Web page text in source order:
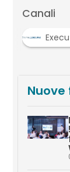
Canali
Nuove